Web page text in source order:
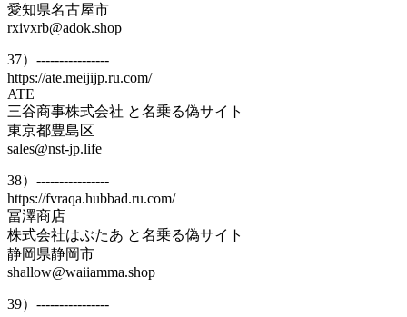
愛知県名古屋市
rxivxrb@adok.shop
37）----------------
https://ate.meijijp.ru.com/
ATE
三谷商事株式会社 と名乗る偽サイト
東京都豊島区
sales@nst-jp.life
38）----------------
https://fvraqa.hubbad.ru.com/
冨澤商店
株式会社はぶたあ と名乗る偽サイト
静岡県静岡市
shallow@waiiamma.shop
39）----------------